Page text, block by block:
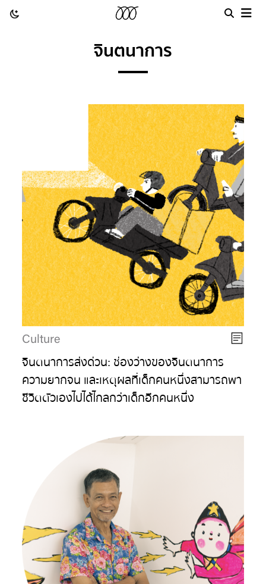
จินตนาการ
Culture
จินตนาการส่งด่วน: ช่องว่างของจินตนาการ
ความยากจน และเหตุผลที่เด็กคนหนึ่งสามารถพา
ชีวิตตัวเองไปได้ไกลกว่าเด็กอีกคนหนึ่ง